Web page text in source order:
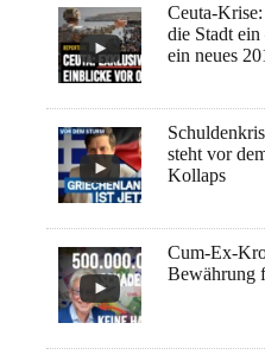
Ceuta-
die Stadt
ein neues
steht vor
Kollaps
Cum-Ex-
Bewährung